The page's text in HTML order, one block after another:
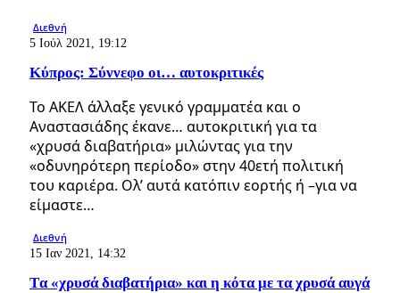
Διεθνή
5 Ιούλ 2021, 19:12
Κύπρος: Σύννεφο οι… αυτοκριτικές
Το ΑΚΕΛ άλλαξε γενικό γραμματέα και ο
Αναστασιάδης έκανε… αυτοκριτική για τα
«χρυσά διαβατήρια» μιλώντας για την
«οδυνηρότερη περίοδο» στην 40ετή πολιτική
του καριέρα. Ολ’ αυτά κατόπιν εορτής ή –για να
είμαστε…
Διεθνή
15 Ιαν 2021, 14:32
Tα «χρυσά διαβατήρια» και η κότα με τα χρυσά αυγά